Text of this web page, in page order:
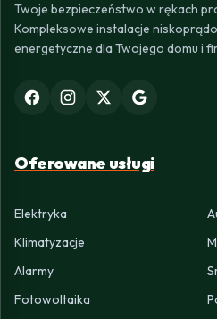
Twoje bezpieczeństwo w rękach
Kompleksowe instalacje
energetyczne dla Twojego domu i
Oferowane usługi
Elektryka
Klimatyzacje
Alarmy
Fotowoltaika